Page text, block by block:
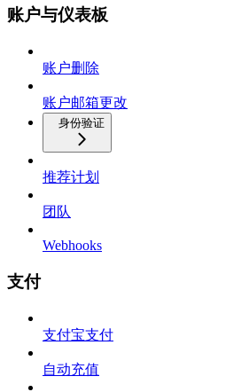
账户与仪表板
账户删除
账户邮箱更改
身份验证
推荐计划
团队
Webhooks
支付
支付宝支付
自动充值